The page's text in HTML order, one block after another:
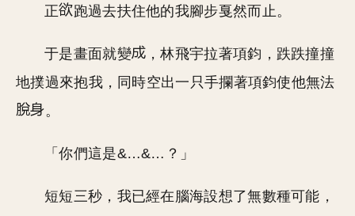
正 跑過去扶住他的我腳步戛然而止。
于是畫面就變
，林飛宇拉著項鈞，跌跌撞撞
地撲過來抱我，同時空出一只手攔著項鈞使他無法
。
「你們這是&…&…？」
短短三秒，我已經在腦海設想了無數種可能，